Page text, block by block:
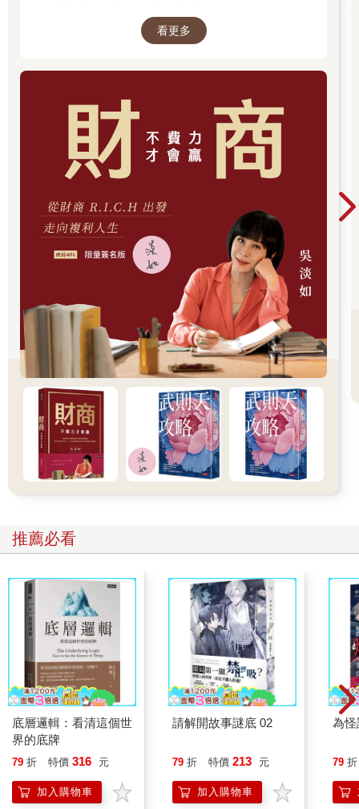
只有底層邏輯，才是有生命力的。
中，從而產生適應新環境的方法論。
所以我們說：
底層邏輯+環境變數=方法論
如果只教給你各行各業的「乾貨」（方法論），那只是「授人以
魚」，一旦環境出現任何變化，「乾貨」就不再適用。
但如果教給你的是底層邏輯，那就是「授人以漁」，你可以通過
不變的底層邏輯，推演出順應時勢的方法論。
所以，只有掌握了底層邏輯，只有探尋到萬變中的不變，才能動
態地、持續地看清事物的本質。
在這本書中，我把在《5分鐘商學院》中講述的底層邏輯的內容進
行了總結，與你分享是非對錯、思考問題、個體進化、理解他
人、社會協作五個方面的底層邏輯，帶你看清世界的底牌。
「底層邏輯」來源於不同中的相同，變化背後的不變。
「底層邏輯」並不局限於商業世界。希望你在看到千變萬化的世
界後，依然能心態平靜、不焦慮，能夠通過「底層邏輯+環境變
數」不斷創造新的方法論，看清世界的底牌，始終如魚得水。
一個人心中，應該有三種「對錯觀」
一位悍匪經過周密的計畫，綁架了首富的兒子。最終，首富以數
綁匪問首富：「你為什麼這麼冷靜？」
首富回答：「因為這次是我錯了。我們在當地知名度這麼高，但
是一點兒防備都沒有，比如我去打球，早上5點多自己開車出門，
在路上，幾部車就可以把我圍下來，而我竟然一點防備都沒有，
我要仔細檢討一下。」
什麼？首富說自己錯了！為什麼？明明是綁匪違反了法律，綁架
了他的兒子。
從法律上來說，肯定是綁匪錯了，所以綁匪要為他的行為坐牢，
接受法律的制裁。但我們站在首富的角度看，也許這種事情通過
加強安保等措施是可以避免的，他卻因為沒有做，導致兒子被綁
架，最終花了數億元贖回兒子。還好最終破財消災了，如果被撕
票，那損失就更大了。到那時，即使用法律手段制裁了綁匪，又
有什麼用？損失已經發生，且無法挽回。所以，首富這時說他錯
了，是他真覺得自己錯了，不是客氣。
首富的這種處事方法，在心理學領域，可由一個重要概念來解
釋，叫課題分離。
讀歷史中的權力運作與人性選擇，讓看似遙遠的
看更多
推薦必看
底層邏輯：看清這個世
界的底牌
79 折 特價 316 元
加入購物車
請解開故事謎底 02
79 折 特價 213 元
加入購物車
為怪
79 折